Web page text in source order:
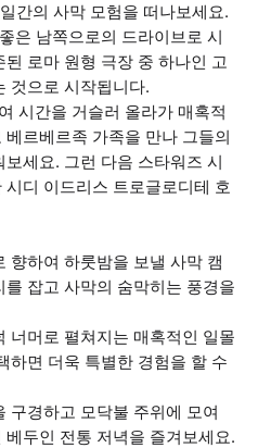
간의 사막 모험을 떠나보세요.
은 남쪽으로의 드라이브로 시
로마 원형 극장 중 하나인 고
것으로 시작됩니다.
시간을 거슬러 올라가 매혹적
르베르족 가족을 만나 그들의
세요. 그런 다음 스타워즈 시
디 이드리스 트로글로디테 호
향하여 하룻밤을 보낼 사막 캠
잡고 사막의 숨막히는 풍경을
너머로 펼쳐지는 매혹적인 일몰
하면 더욱 특별한 경험을 할 수
구경하고 모닥불 주위에 모여
두인 전통 저녁을 즐겨보세요.